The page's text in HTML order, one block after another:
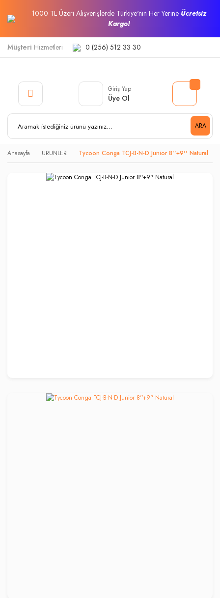
1000 TL Üzeri Alışverişlerde Türkiye'nin Her Yerine Ücretsiz
Kargo!
Müşteri Hizmetleri 0 (256) 512 33 30
ARA
Giriş Yap
Üye Ol
Anasayfa ÜRÜNLER Tycoon Conga TCJ-B-N-D Junior 8''+9'' Natural